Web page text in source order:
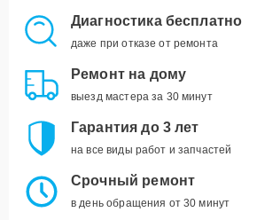
Диагностика бесплатно
даже при отказе от ремонта
Ремонт на дому
выезд мастера за 30 минут
Гарантия до 3 лет
на все виды работ и запчастей
Срочный ремонт
в день обращения от 30 минут